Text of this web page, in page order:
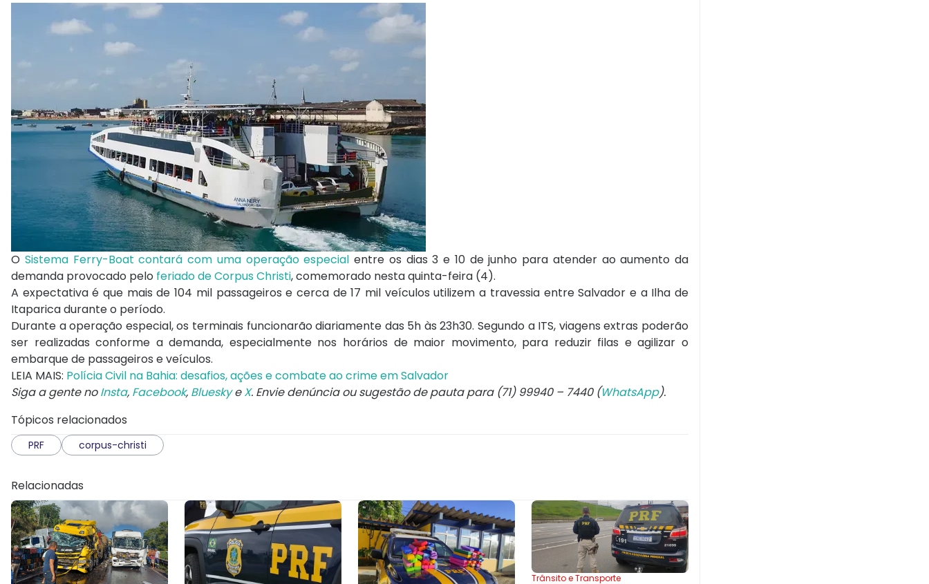
O Sistema Ferry-Boat contará com uma operação especial entre os dias 3 e 10 de junho para atender ao aumento da
demanda provocado pelo feriado de Corpus Christi, comemorado nesta quinta-feira (4).
A expectativa é que mais de 104 mil passageiros e cerca de 17 mil veículos utilizem a travessia entre Salvador e a Ilha de
Itaparica durante o período.
Durante a operação especial, os terminais funcionarão diariamente das 5h às 23h30. Segundo a ITS, viagens extras poderão
ser realizadas conforme a demanda, especialmente nos horários de maior movimento, para reduzir filas e agilizar o
embarque de passageiros e veículos.
LEIA MAIS: Polícia Civil na Bahia: desafios, ações e combate ao crime em Salvador
Siga a gente noInsta, Facebook, BlueskyeX. Envie denúncia ou sugestão de pauta para (71) 99940 – 7440 (WhatsApp).
Tópicos relacionados
PRF corpus-christi
Relacionadas
Trânsito e Transporte